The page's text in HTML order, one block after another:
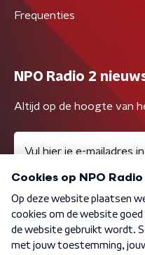
Frequenties
NPO Radio 2
Altijd op de hoogte van
Algemene voorwaarden